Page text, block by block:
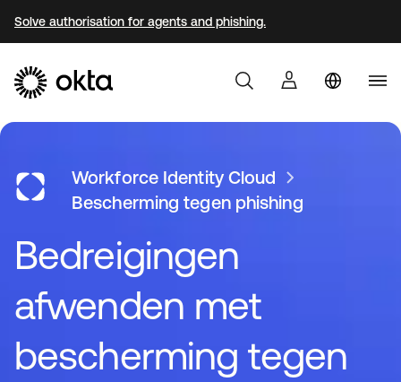
Solve authorisation for agents and phishing.
Waarom Okta
Developers
Workforce Identity Cloud
Bescherming tegen phishing
Bedreigingen
afwenden met
bescherming tegen